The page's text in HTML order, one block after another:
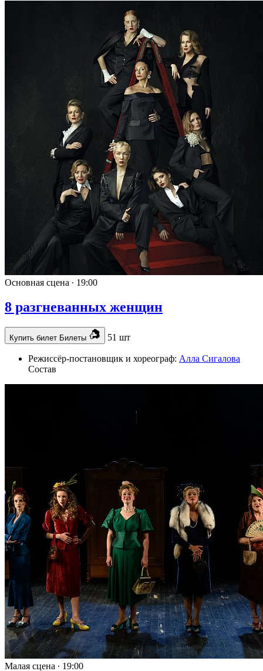
Основная сцена ∙ 19:00
8 разгневанных женщин
Купить билет Билеты 51 шт
Режиссёр-постановщик и хореограф: Алла Сигалова
Состав
Малая сцена ∙ 19:00